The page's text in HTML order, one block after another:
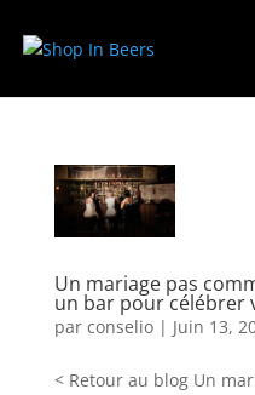
Un mariage pas
un bar pour célébrer
par conselio| Juin 13,
< Retour au blog Un